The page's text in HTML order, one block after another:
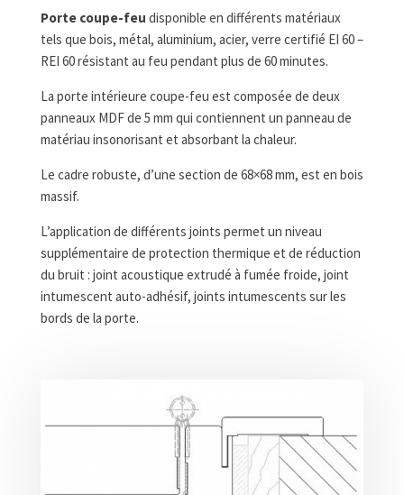
Porte coupe-feu disponible en différents matériaux
tels que bois, métal, aluminium, acier, verre certifié EI 60 –
REI 60 résistant au feu pendant plus de 60 minutes.
La porte intérieure coupe-feu est composée de deux
panneaux MDF de 5 mm qui contiennent un panneau de
matériau insonorisant et absorbant la chaleur.
Le cadre robuste, d’une section de 68×68 mm, est en bois
massif.
L’application de différents joints permet un niveau
supplémentaire de protection thermique et de réduction
du bruit : joint acoustique extrudé à fumée froide, joint
intumescent auto-adhésif, joints intumescents sur les
bords de la porte.